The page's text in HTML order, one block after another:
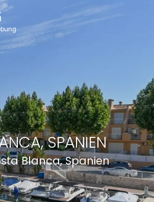
SPANIEN
Blanca, Spanien